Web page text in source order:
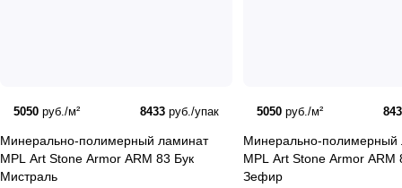
включают:
Легкость монтажа:
Плитка
покрытия.
5050 руб./м² 8433 руб./упак
Минерально-полимерный ламинат
MPL Art Stone Armor ARM 83 Бук
Мистраль
5050 руб./м²
Минерально-полимерный
MPL Art Stone Armor ARM
Зефир